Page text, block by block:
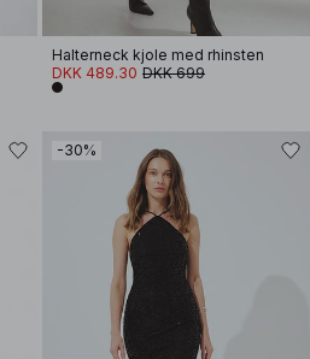
Halterneck kjole med rhinsten
DKK 489.30 DKK 699
-30%